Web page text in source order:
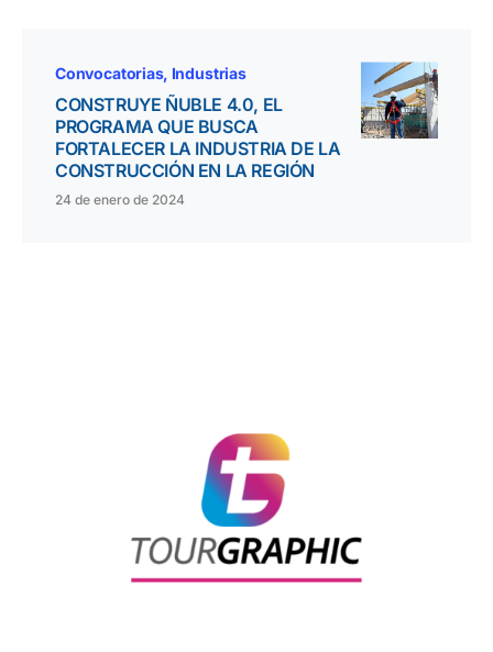
Convocatorias Industrias
CONSTRUYE ÑUBLE 4.0, EL
PROGRAMA QUE BUSCA
FORTALECER LA INDUSTRIA DE LA
CONSTRUCCIÓN EN LA REGIÓN
24 de enero de 2024